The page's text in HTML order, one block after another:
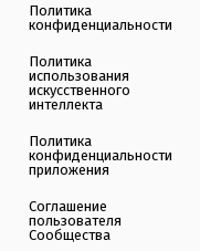
Политика
конфиденциальности
Политика
использования
искусственного
интеллекта
Политика
конфиденциальности
приложения
Соглашение
пользователя
Сообщества